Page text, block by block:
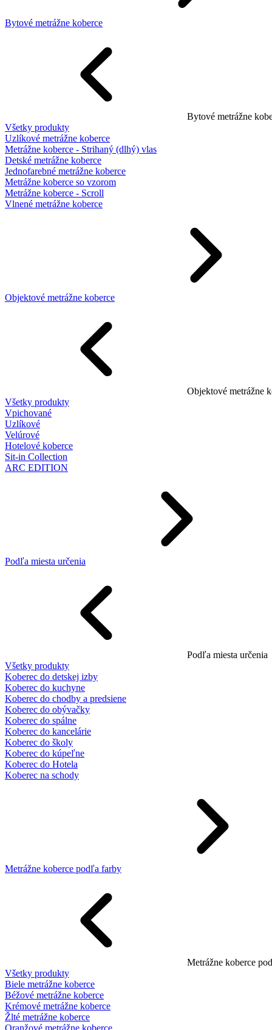
Bytové metrážne koberce
Bytové metrážne
Všetky produkty
Uzlíkové metrážne koberce
Metrážne koberce - Strihaný (dlhý) vlas
Detské metrážne koberce
Jednofarebné metrážne koberce
Metrážne koberce so vzorom
Metrážne koberce - Scroll
Vlnené metrážne koberce
Objektové metrážne koberce
Objektové metrážne
Všetky produkty
Vpichované
Uzlíkové
Velúrové
Hotelové koberce
Sit-in Collection
ARC EDITION
Podľa miesta určenia
Podľa miesta určenia
Všetky produkty
Koberec do detskej izby
Koberec do kuchyne
Koberec do chodby a predsiene
Koberec do obývačky
Koberec do spálne
Koberec do kancelárie
Koberec do školy
Koberec do kúpeľne
Koberec do Hotela
Koberec na schody
Metrážne koberce podľa farby
Metrážne koberce
Všetky produkty
Biele metrážne koberce
Béžové metrážne koberce
Krémové metrážne koberce
Žlté metrážne koberce
Oranžové metrážne koberce